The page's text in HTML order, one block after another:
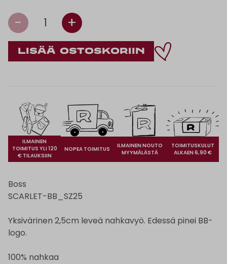
- 1 +
ILMAINEN
TOIMITUS YLI 120
€ TILAUKSIIN
NOPEA TOIMITUS
ILMAINEN NOUTO
MYYMÄLÄSTÄ
TOIMITUSKULUT
ALKAEN 6,90 €
Boss
SCARLET-BB_SZ25
Yksivärinen 2,5cm leveä nahkavyö. Edessä pinei BB-
logo.
100% nahkaa